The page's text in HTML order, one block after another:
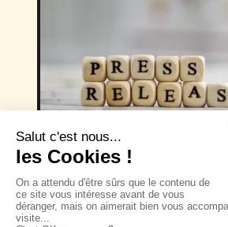
15/07/2026